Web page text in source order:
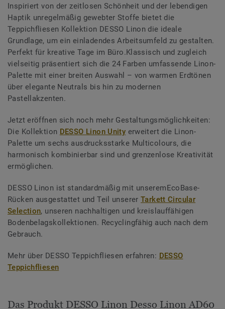
Inspiriert von der zeitlosen Schönheit und der lebendigen
Haptik unregelmäßig gewebter Stoffe bietet die
Teppichfliesen Kollektion DESSO Linon die ideale
Grundlage, um ein einladendes Arbeitsumfeld zu gestalten.
Perfekt für kreative Tage im Büro.Klassisch und zugleich
vielseitig präsentiert sich die 24 Farben umfassende Linon-
Palette mit einer breiten Auswahl – von warmen Erdtönen
über elegante Neutrals bis hin zu modernen
Pastellakzenten.
Jetzt eröffnen sich noch mehr Gestaltungsmöglichkeiten:
Die Kollektion DESSO Linon Unity erweitert die Linon-
Palette um sechs ausdrucksstarke Multicolours, die
harmonisch kombinierbar sind und grenzenlose Kreativität
ermöglichen.
DESSO Linon ist standardmäßig mit unseremEcoBase-
Rücken ausgestattet und Teil unsererTarkett Circular
Selection, unseren nachhaltigen und kreislauffähigen
Bodenbelagskollektionen. Recyclingfähig auch nach dem
Gebrauch.
Mehr über DESSO Teppichfliesen erfahren: DESSO
Teppichfliesen
Das Produkt DESSO Linon Desso Linon AD60